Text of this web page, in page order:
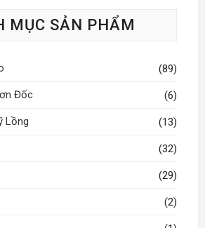
MỤC SẢN PHẨM
(89)
Đốc (6)
Lồng (13)
(32)
(29)
(2)